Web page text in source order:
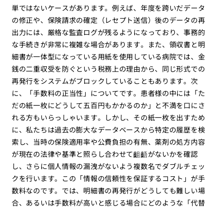
単ではないケースがあります。例えば、年度を跨いだデータ
の修正や、保険請求の確定（レセプト送信）後のデータの再
出力には、厳格な監査ログが残るようになっており、事務的
な手続きが非常に複雑な場合があります。また、領収書と明
細書が一体型になっている用紙を使用している病院では、金
銭の二重収受を防ぐという税務上の理由から、同じ形式での
再発行をシステムがブロックしていることもあります。次
に、「手数料の正当性」についてです。患者様の中には「た
だの紙一枚にどうして五百円もかかるのか」と不満を口にさ
れる方もいらっしゃいます。しかし、その紙一枚を出すため
に、私たちは過去の膨大なデータベースから特定の履歴を検
索し、当時の保険適用率や公費負担の有無、薬剤の処方内容
が現在の法律や基準と照らし合わせて齟齬がないかを確認
し、さらに個人情報の漏洩がないよう複数名でダブルチェッ
クを行います。この「情報の信頼性を保証するコスト」が手
数料なのです。では、明細書の再発行がどうしても難しい場
合、あるいは手数料が高いと感じる場合にどのような「代替